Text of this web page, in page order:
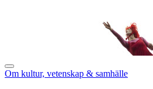
Om kultur, vetenskap & samhälle